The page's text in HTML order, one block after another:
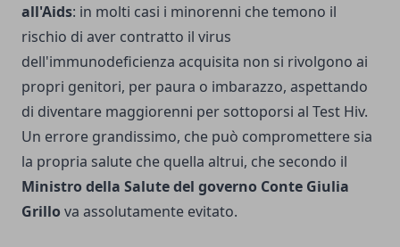
all'Aids: in molti casi i minorenni che temono il
rischio di aver contratto il virus
dell'immunodeficienza acquisita non si rivolgono ai
propri genitori, per paura o imbarazzo, aspettando
di diventare maggiorenni per sottoporsi al Test Hiv.
Un errore grandissimo, che può compromettere sia
la propria salute che quella altrui, che secondo il
Ministro della Salute del governo Conte Giulia
Grillo va assolutamente evitato.